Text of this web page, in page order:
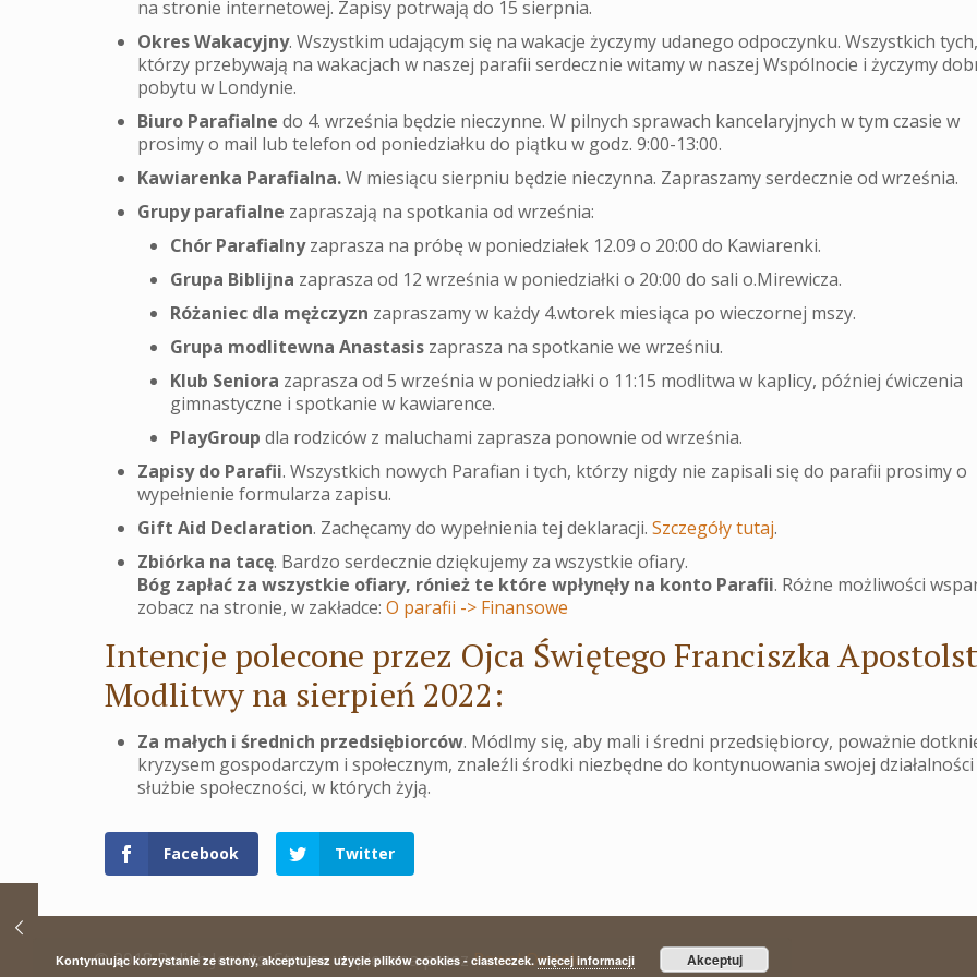
na stronie internetowej. Zapisy potrwają do 15 sierpnia.
Okres Wakacyjny. Wszystkim udającym się na wakacje życzymy udanego odpoczynku. Wszystkich tych,
którzy przebywają na wakacjach w naszej parafii serdecznie witamy w naszej Wspólnocie i życzymy
pobytu w Londynie.
Biuro Parafialne do 4. września będzie nieczynne. W pilnych sprawach kancelaryjnych w tym czasie w
prosimy o mail lub telefon od poniedziałku do piątku w godz. 9:00-13:00.
Kawiarenka Parafialna.W miesiącu sierpniu będzie nieczynna. Zapraszamy serdecznie od września.
Grupy parafialne zapraszają na spotkania od września:
Chór Parafialnyzaprasza na próbę w poniedziałek 12.09 o 20:00 do Kawiarenki.
Grupa Biblijna zaprasza od 12 września w poniedziałki o 20:00 do sali o.Mirewicza.
Różaniec dla mężczyzn zapraszamy w każdy 4.wtorek miesiąca po wieczornej mszy.
Grupa modlitewna Anastasiszaprasza na spotkanie we wrześniu.
Klub Seniora zaprasza od 5 września w poniedziałki o 11:15 modlitwa w kaplicy, później ćwiczenia
gimnastyczne i spotkanie w kawiarence.
PlayGroup dla rodziców z maluchami zaprasza ponownie od września.
Zapisy do Parafii. Wszystkich nowych Parafian i tych, którzy nigdy nie zapisali się do parafii prosimy o
wypełnienie formularza zapisu.
Gift Aid Declaration. Zachęcamy do wypełnienia tej deklaracji. Szczegóły tutaj.
Zbiórka na tacę. Bardzo serdecznie dziękujemy za wszystkie ofiary.
Bóg zapłać za wszystkie ofiary, rónież te które wpłynęły na konto Parafii. Różne możliwości
zobacz na stronie, w zakładce: O parafii -> Finansowe
Intencje polecone przez Ojca Świętego Franciszka
Modlitwy na sierpień 2022:
Za małych i średnich przedsiębiorców. Módlmy się, aby mali i średni przedsiębiorcy, poważnie
kryzysem gospodarczym i społecznym, znaleźli środki niezbędne do kontynuowania swojej działalności
służbie społeczności, w których żyją.
Facebook Twitter
© 2018 Polish Jesuits. Strona wspierana przezPawel Opitek
Kontynuując korzystanie ze strony, akceptujesz użycie plików cookies - ciasteczek. więcej informacji Akceptuj